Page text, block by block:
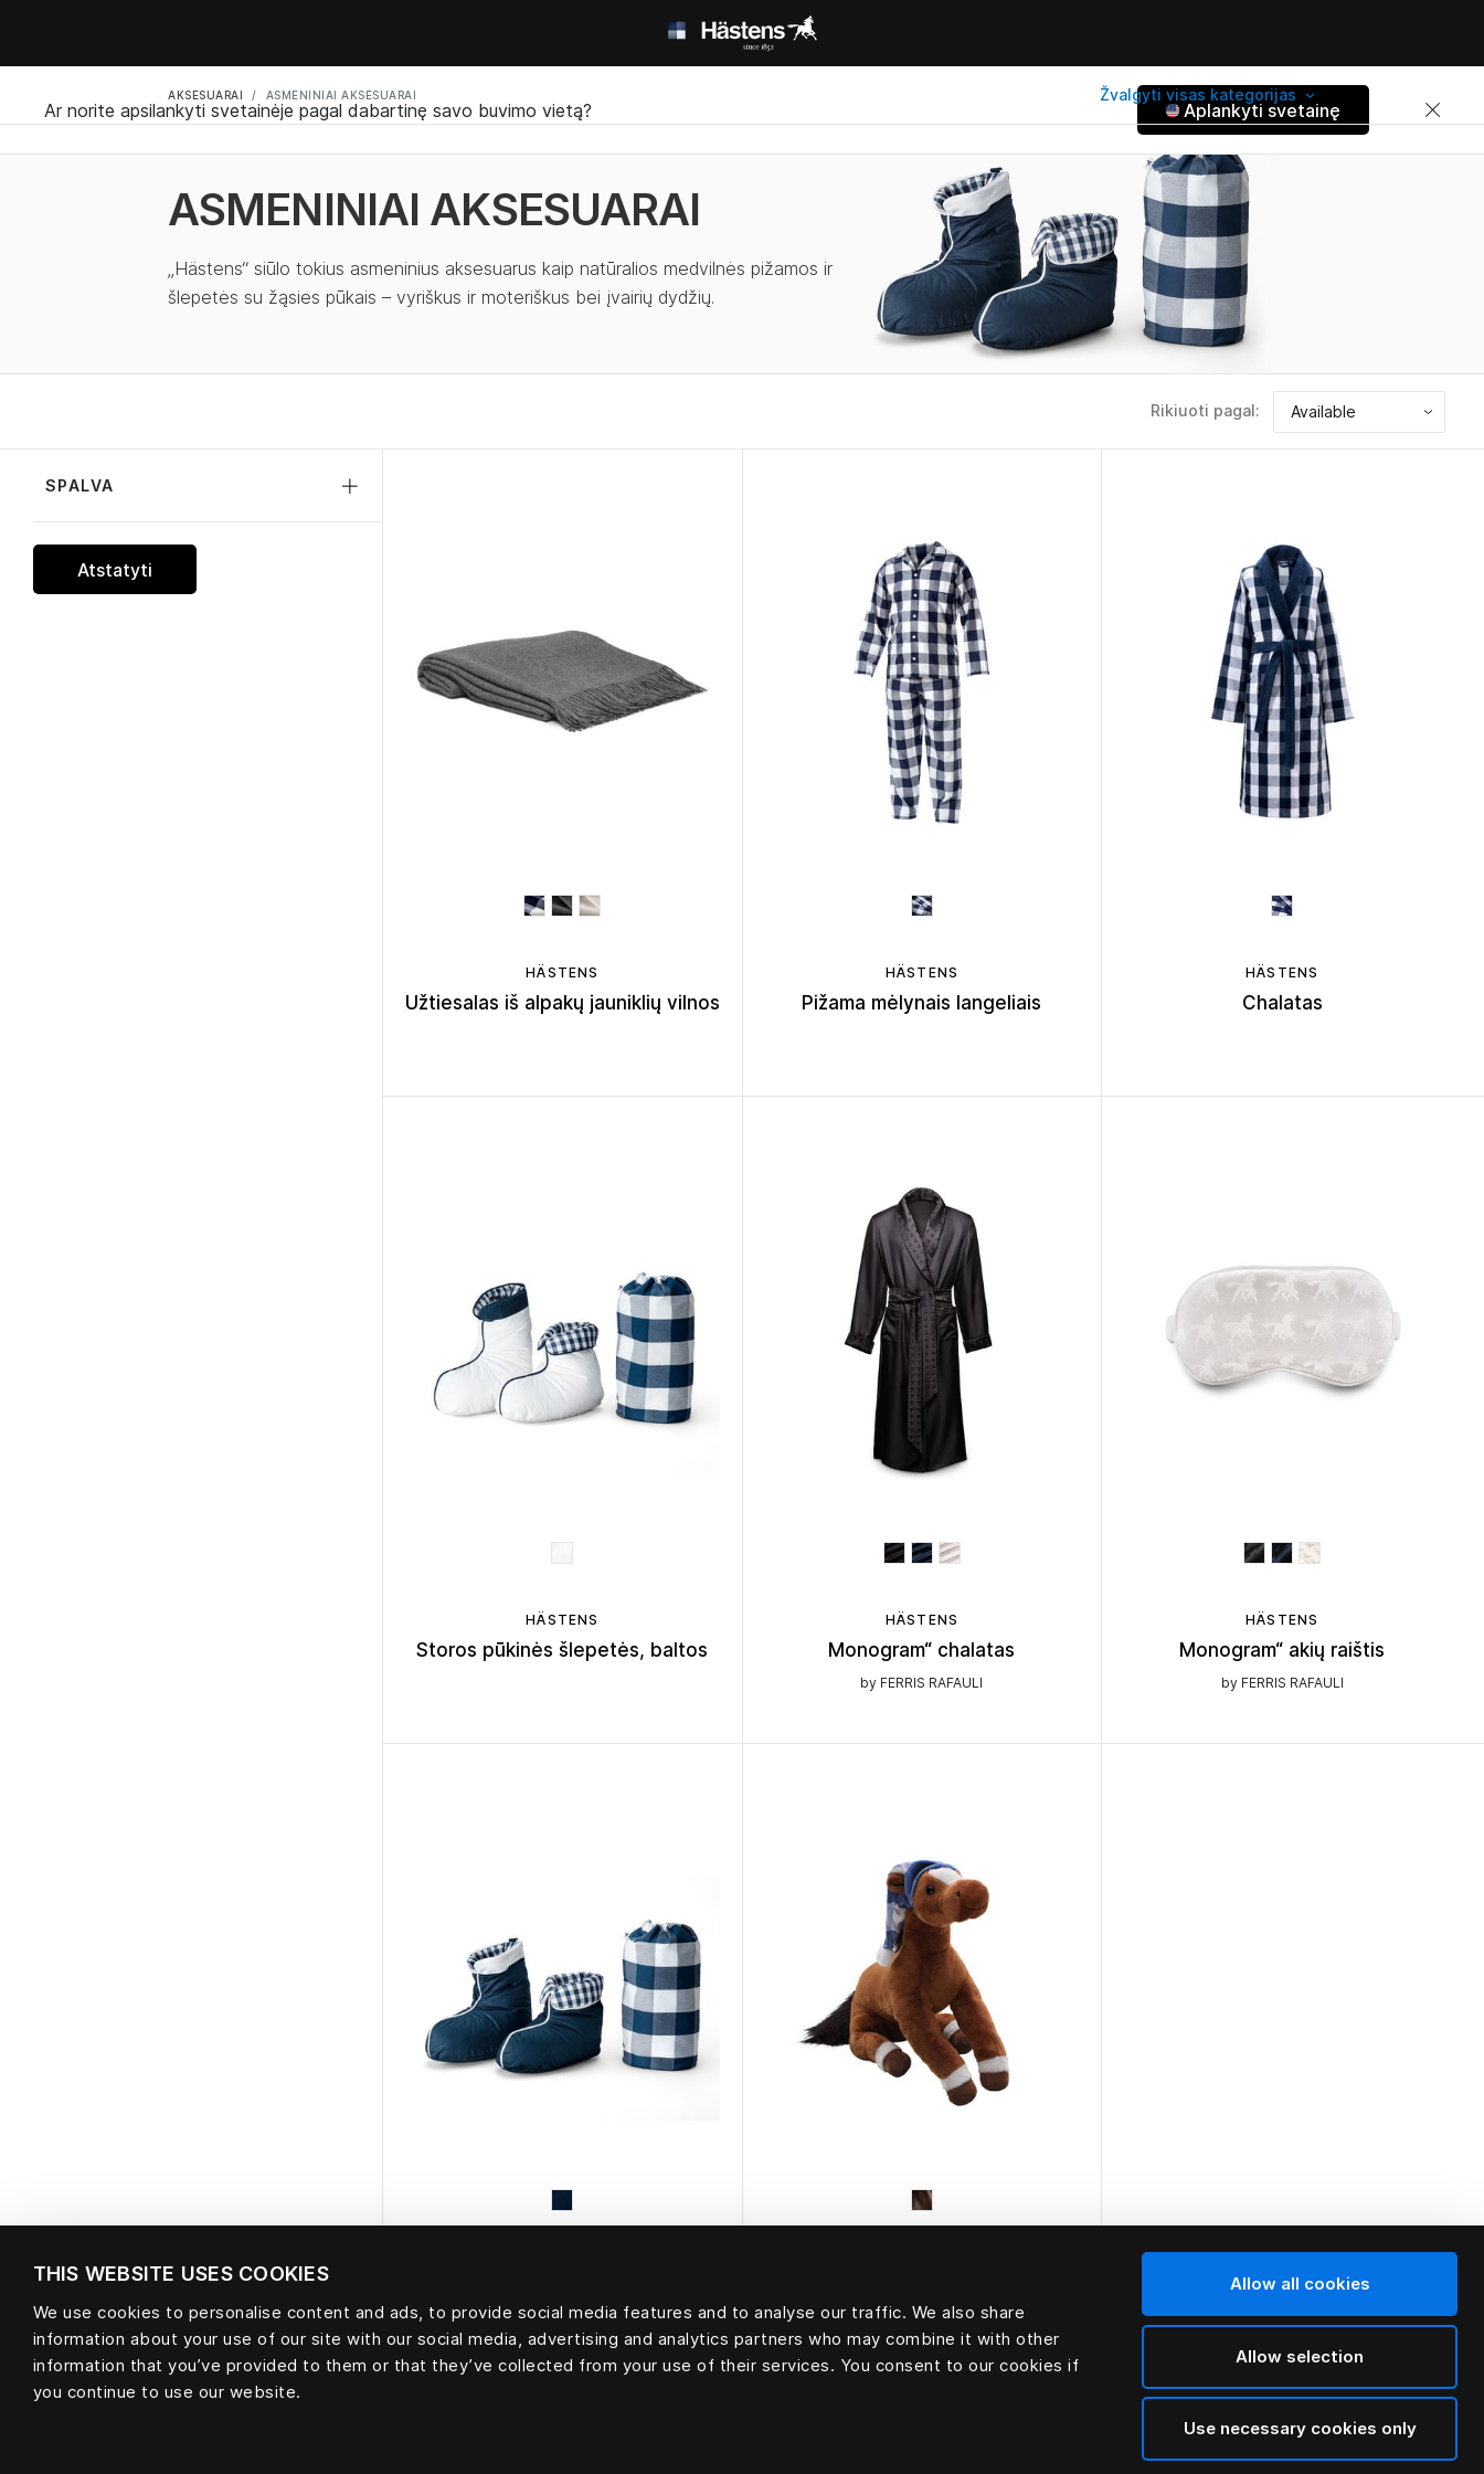
THIS WEBSITE USES COOKIES
We use cookies to personalise content and ads, to provide social media features and to analyse our traffic. We also share
information about your use of our site with our social media, advertising and analytics partners who may combine it with other
information that you’ve provided to them or that they’ve collected from your use of their services. You consent to our cookies if
you continue to use our website.
Allow all cookies
Allow selection
Use necessary cookies only
AKSESUARAI ASMENINIAI AKSESUARAI Žvalgyti visas kategorijas
Ar norite apsilankyti svetainėje pagal dabartinę savo buvimo vietą? Aplankyti svetainę
ASMENINIAI AKSESUARAI
„Hästens“ siūlo tokius asmeninius aksesuarus kaip natūralios medvilnės pižamos ir
šlepetės su žąsies pūkais – vyriškus ir moteriškus bei įvairių dydžių.
Rikiuoti pagal:
SPALVA
Atstatyti
HÄSTENS
Užtiesalas iš alpakų jauniklių vilnos
HÄSTENS
Pižama mėlynais langeliais
HÄSTENS
Chalatas
HÄSTENS
Storos pūkinės šlepetės, baltos
HÄSTENS
Monogram“ chalatas
by FERRIS RAFAULI
HÄSTENS
Monogram“ akių raištis
by FERRIS RAFAULI